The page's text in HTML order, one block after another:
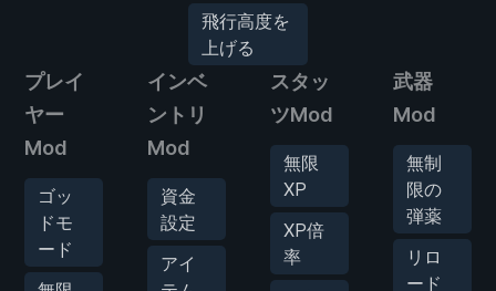
飛行高度を
上げる
プレイ
ヤー
Mod
ゴッ
ドモ
ード
インベ
ントリ
Mod
資金
設定
アイ
スタッ
ツMod
無限
XP
XP倍
率
武器
Mod
無制
限の
弾薬
リロ
ード